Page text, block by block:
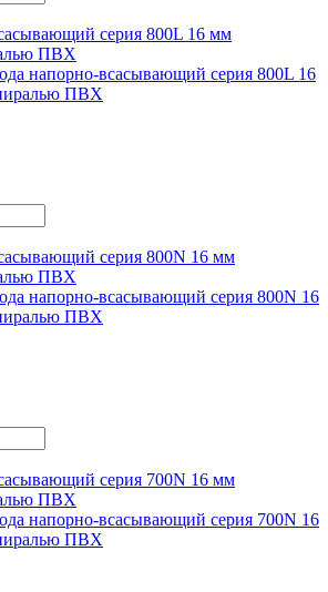
напорно-всасывающий серия 800L 16
ПВХ
напорно-всасывающий серия 800N 16
ПВХ
напорно-всасывающий серия 700N 16
ПВХ